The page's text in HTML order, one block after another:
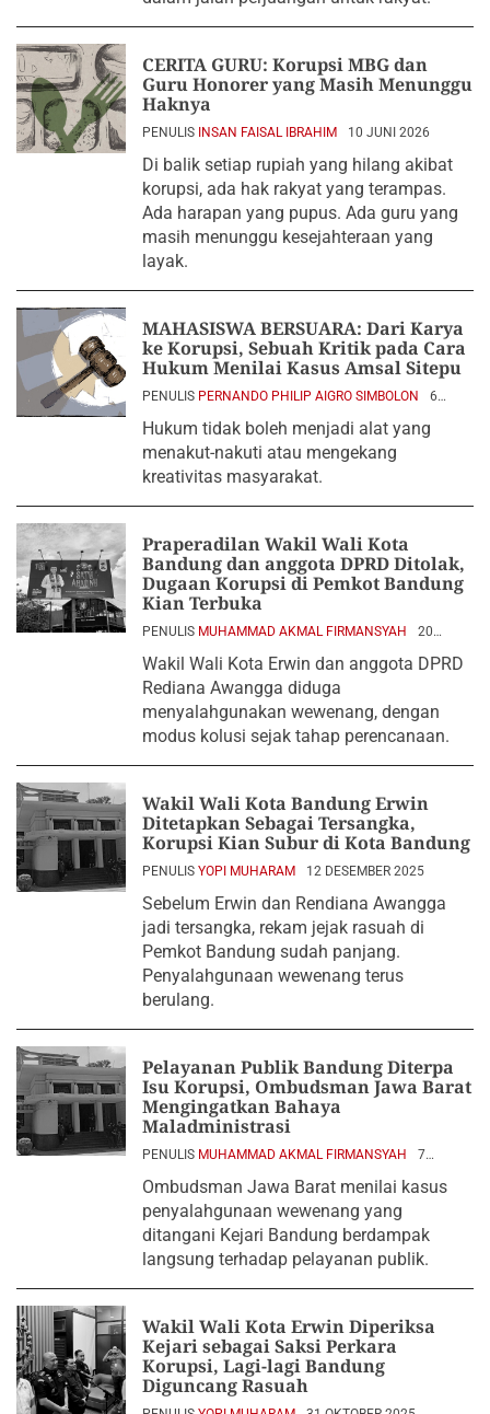
CERITA GURU: Korupsi MBG dan
Guru Honorer yang Masih Menunggu
Haknya
PENULIS INSAN FAISAL IBRAHIM 10 JUNI 2026
Di balik setiap rupiah yang hilang akibat
korupsi, ada hak rakyat yang terampas.
Ada harapan yang pupus. Ada guru yang
masih menunggu kesejahteraan yang
layak.
MAHASISWA BERSUARA: Dari Karya
ke Korupsi, Sebuah Kritik pada Cara
Hukum Menilai Kasus Amsal Sitepu
PENULIS PERNANDO PHILIP AIGRO SIMBOLON
6
Hukum tidak boleh menjadi alat yang
menakut-nakuti atau mengekang
kreativitas masyarakat.
Praperadilan Wakil Wali Kota
Bandung dan anggota DPRD Ditolak,
Dugaan Korupsi di Pemkot Bandung
Kian Terbuka
PENULIS MUHAMMAD AKMAL FIRMANSYAH
20
Wakil Wali Kota Erwin dan anggota DPRD
Rediana Awangga diduga
menyalahgunakan wewenang, dengan
modus kolusi sejak tahap perencanaan.
Wakil Wali Kota Bandung Erwin
Ditetapkan Sebagai Tersangka,
Korupsi Kian Subur di Kota Bandung
PENULIS YOPI MUHARAM 12 DESEMBER 2025
Sebelum Erwin dan Rendiana Awangga
jadi tersangka, rekam jejak rasuah di
Pemkot Bandung sudah panjang.
Penyalahgunaan wewenang terus
berulang.
Pelayanan Publik Bandung Diterpa
Isu Korupsi, Ombudsman Jawa Barat
Mengingatkan Bahaya
Maladministrasi
PENULIS MUHAMMAD AKMAL FIRMANSYAH
7
Ombudsman Jawa Barat menilai kasus
penyalahgunaan wewenang yang
ditangani Kejari Bandung berdampak
langsung terhadap pelayanan publik.
Wakil Wali Kota Erwin Diperiksa
Kejari sebagai Saksi Perkara
Korupsi, Lagi-lagi Bandung
Diguncang Rasuah